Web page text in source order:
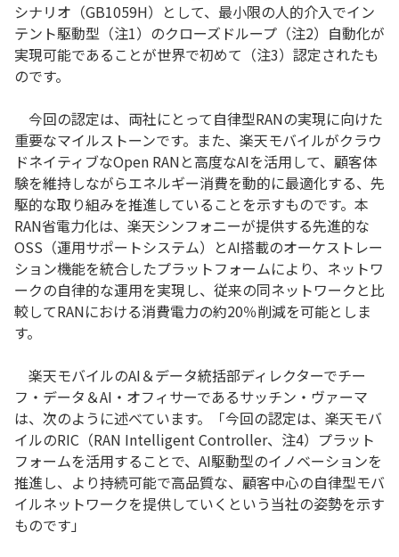
シナリオ（GB1059H）として、最小限の人的介入でイン
テント駆動型（注1）のクローズドループ（注2）自動化が
実現可能であることが世界で初めて（注3）認定されたも
のです。
今回の認定は、両社にとって自律型RANの実現に向けた
重要なマイルストーンです。また、楽天モバイルがクラウ
ドネイティブなOpen RANと高度なAIを活用して、顧客体
験を維持しながらエネルギー消費を動的に最適化する、先
駆的な取り組みを推進していることを示すものです。本
RAN省電力化は、楽天シンフォニーが提供する先進的な
OSS（運用サポートシステム）とAI搭載のオーケストレー
ション機能を統合したプラットフォームにより、ネットワ
ークの自律的な運用を実現し、従来の同ネットワークと比
較してRANにおける消費電力の約20％削減を可能としま
す。
楽天モバイルのAI＆データ統括部ディレクターでチー
フ・データ＆AI・オフィサーであるサッチン・ヴァーマ
は、次のように述べています。「今回の認定は、楽天モバ
イルのRIC（RAN Intelligent Controller、注4）プラット
フォームを活用することで、AI駆動型のイノベーションを
推進し、より持続可能で高品質な、顧客中心の自律型モバ
イルネットワークを提供していくという当社の姿勢を示す
ものです」